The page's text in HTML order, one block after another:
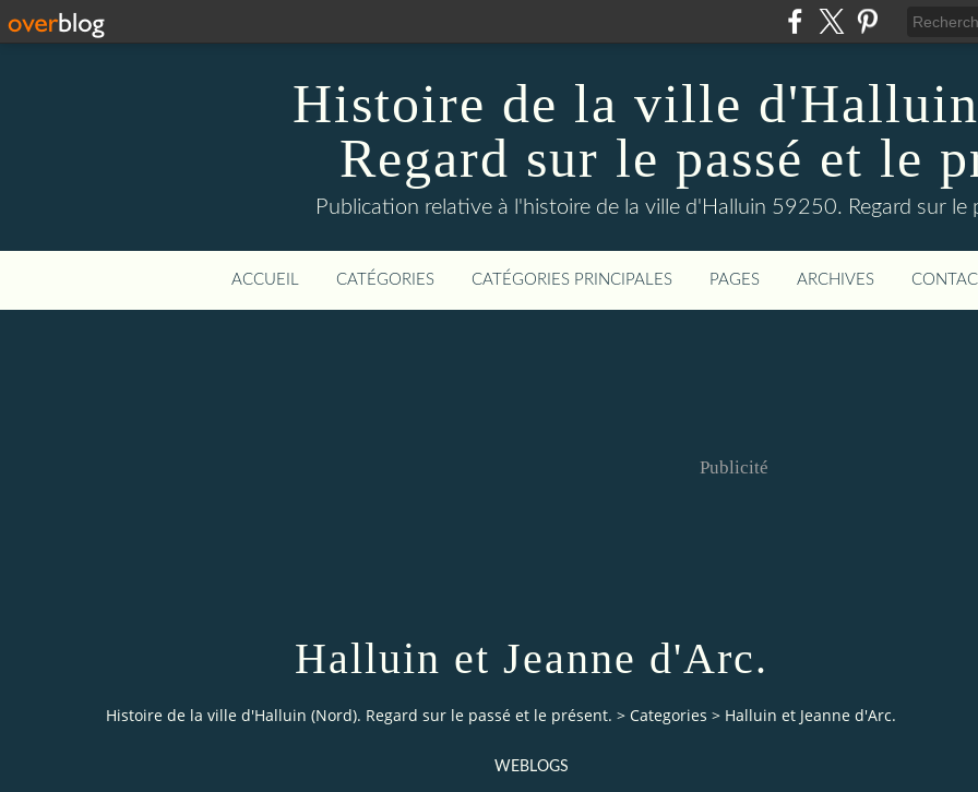
Histoire de la ville
Regard sur le passé et le
Publication relative à l'histoire de la ville d'Halluin 59250. Regard sur le
ACCUEIL CATÉGORIES CATÉGORIES PRINCIPALES PAGES ARCHIVES
Publicité
Halluin et Jeanne d'Arc.
Histoire de la ville d'Halluin (Nord). Regard sur le passé et le présent. > Categories > Halluin et Jeanne d'Arc.
WEBLOGS